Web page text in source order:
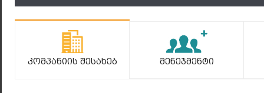
Კომპანიის Შესახებ Მენეჯმენტი